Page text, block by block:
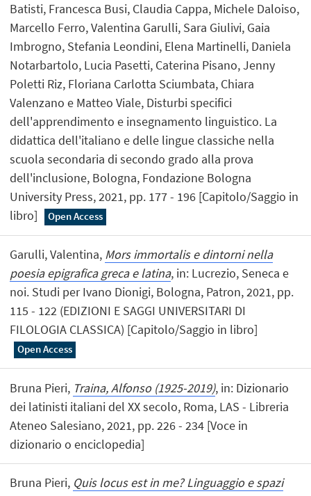
Batisti, Francesca Busi, Claudia Cappa, Michele Daloiso,
Marcello Ferro, Valentina Garulli, Sara Giulivi, Gaia
Imbrogno, Stefania Leondini, Elena Martinelli, Daniela
Notarbartolo, Lucia Pasetti, Caterina Pisano, Jenny
Poletti Riz, Floriana Carlotta Sciumbata, Chiara
Valenzano e Matteo Viale, Disturbi specifici
dell'apprendimento e insegnamento linguistico. La
didattica dell'italiano e delle lingue classiche nella
scuola secondaria di secondo grado alla prova
dell'inclusione, Bologna, Fondazione Bologna
University Press, 2021, pp. 177 - 196 [Capitolo/Saggio in
libro]
Open Access
Garulli, Valentina, Mors immortalis e dintorni nella
poesia epigrafica greca e latina, in: Lucrezio, Seneca e
noi. Studi per Ivano Dionigi, Bologna, Patron, 2021, pp.
115 - 122 (EDIZIONI E SAGGI UNIVERSITARI DI
FILOLOGIA CLASSICA) [Capitolo/Saggio in libro]
Open Access
Bruna Pieri, Traina, Alfonso (1925-2019), in: Dizionario
dei latinisti italiani del XX secolo, Roma, LAS - Libreria
Ateneo Salesiano, 2021, pp. 226 - 234 [Voce in
dizionario o enciclopedia]
Bruna Pieri, Quis locus est in me? Linguaggio e spazi